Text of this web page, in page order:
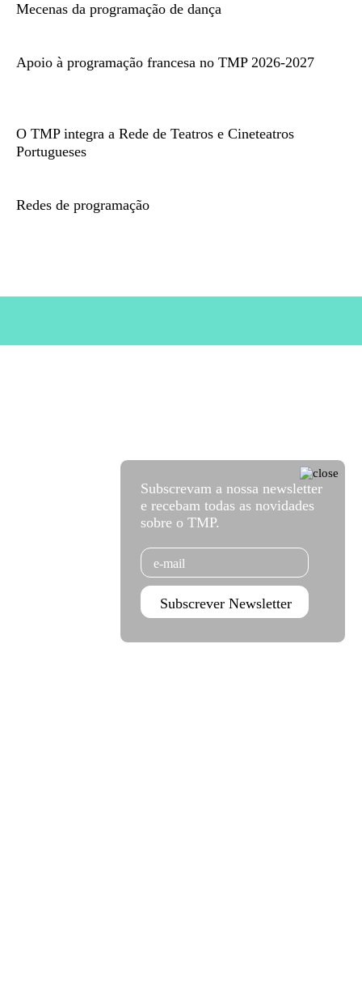
Mecenas da programação de dança
Apoio à programação francesa no TMP 2026-2027
O TMP integra a Rede de Teatros e Cineteatros
Portugueses
Redes de programação
Subscrevam a nossa newsletter
e recebam todas as novidades
sobre o TMP.
Email
Subscrever Newsletter